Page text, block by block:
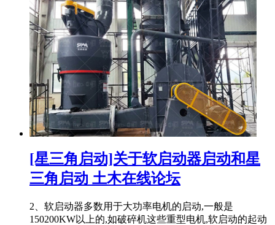
[星三角启动]关于软启动器启动和星
三角启动 土木在线论坛
2、软启动器多数用于大功率电机的启动,一般是
150200KW以上的,如破碎机这些重型电机,软启动的起动